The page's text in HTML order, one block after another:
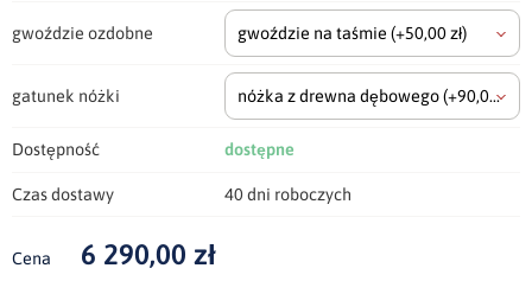
gwoździe ozdobne gwoździe na taśmie (+50,00 zł)
gatunek nóżki nóżka z drewna dębowego(+90,00 zł)
Dostępność dostępne
Czas dostawy 40 dni roboczych
Cena 6 290,00 zł